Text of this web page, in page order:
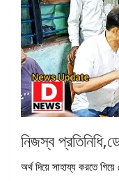
নিজস্ব
অর্থ দিয়ে সাহায্য করতে